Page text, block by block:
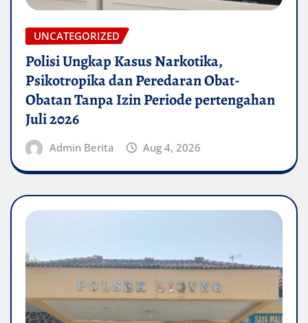
UNCATEGORIZED
Polisi Ungkap Kasus Narkotika,
Psikotropika dan Peredaran Obat-
Obatan Tanpa Izin Periode pertengahan
Juli 2026
Admin Berita Aug 4, 2026